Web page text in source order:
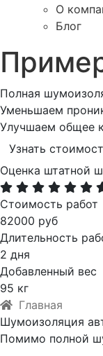
О
Блог
Полная
Уменьшаем
Улучшаем общее
Узнать
Оценка штатной
Стоимость работ
82000 руб
Длительность
2 дня
Добавленный вес
95 кг
Главная
Шумоизоляция
Помимо полной